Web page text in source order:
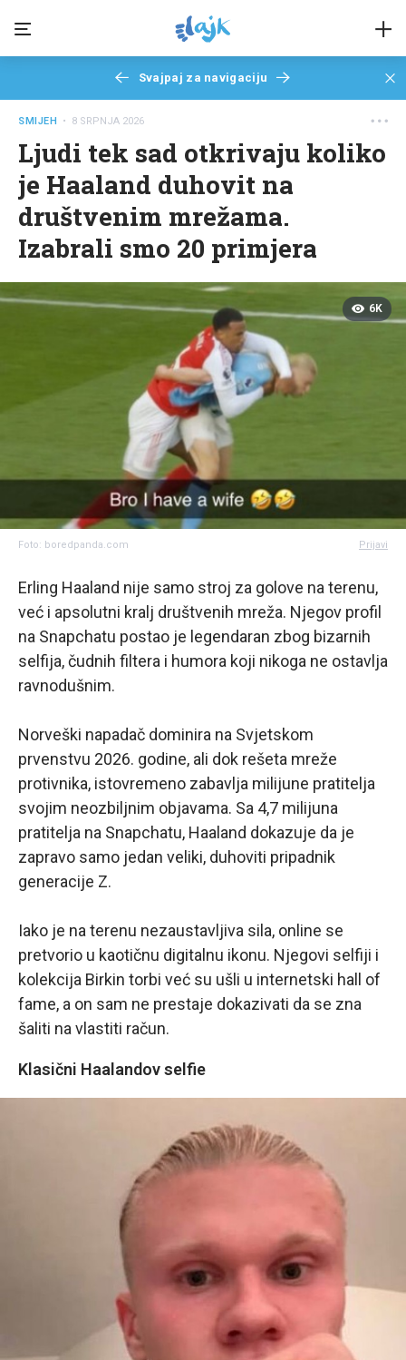
Svajpaj za navigaciju
SMIJEH • 8 SRPNJA 2026
Ljudi tek sad otkrivaju koliko
je Haaland duhovit na
društvenim mrežama.
Izabrali smo 20 primjera
6K
Foto: boredpanda.com Prijavi
Erling Haaland nije samo stroj za golove na terenu,
već i apsolutni kralj društvenih mreža. Njegov profil
na Snapchatu postao je legendaran zbog bizarnih
selfija, čudnih filtera i humora koji nikoga ne ostavlja
ravnodušnim.
Norveški napadač dominira na Svjetskom
prvenstvu 2026. godine, ali dok rešeta mreže
protivnika, istovremeno zabavlja milijune pratitelja
svojim neozbiljnim objavama. Sa 4,7 milijuna
pratitelja na Snapchatu, Haaland dokazuje da je
zapravo samo jedan veliki, duhoviti pripadnik
generacije Z.
Iako je na terenu nezaustavljiva sila, online se
pretvorio u kaotičnu digitalnu ikonu. Njegovi selfiji i
kolekcija Birkin torbi već su ušli u internetski hall of
fame, a on sam ne prestaje dokazivati da se zna
šaliti na vlastiti račun.
Klasični Haalandov selfie